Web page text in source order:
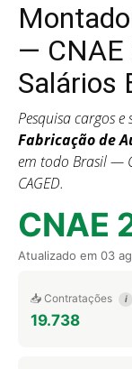
—
Salários
Pesquisa cargos
Fabricação de
em todo Brasil —
CAGED.
CNAE
Atualizado em 03
📥 Contratações i
19.738